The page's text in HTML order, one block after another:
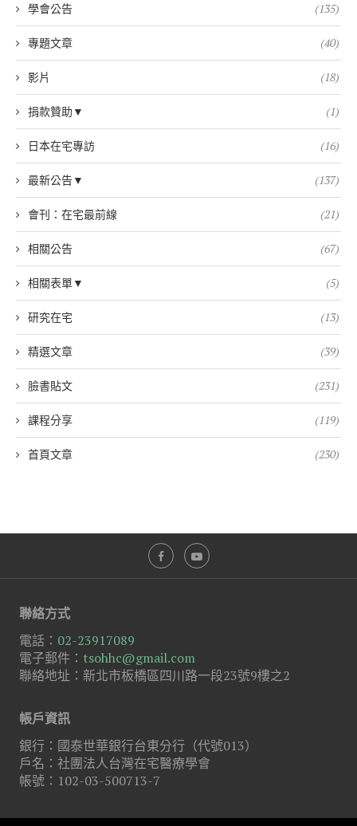
學會公告 (135)
專題文章 (40)
影片 (18)
捐款贊助▼ (1)
日本在宅專訪 (16)
最新公告▼ (137)
會刊：在宅最前線 (21)
相關公告 (67)
相關表單▼ (5)
研究在宅 (13)
精選文章 (39)
臉書貼文 (231)
課程分享 (119)
首頁文章 (230)
聯絡方式
電話： 02-23917089
電子郵件： tsohhc@gmail.com
聯絡地址：新北市板橋區四川路一段23號9樓之2
帳戶資訊
銀行：國泰世華銀行台東分行（代號013）
戶名：社團法人台灣在宅醫療學會
帳號：102-03-500713-7